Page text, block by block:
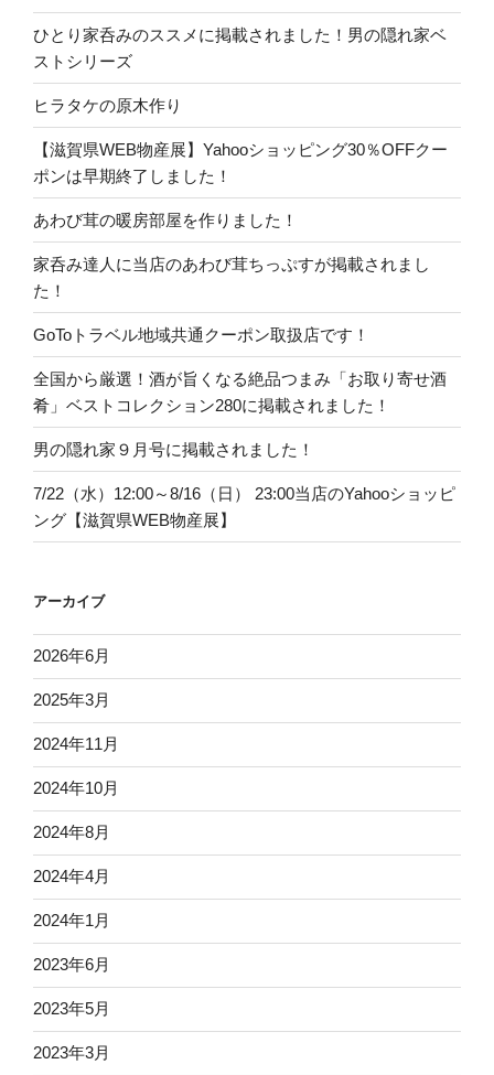
ひとり家呑みのススメに掲載されました！男の隠れ家ベ
ストシリーズ
ヒラタケの原木作り
【滋賀県WEB物産展】Yahooショッピング30％OFFクー
ポンは早期終了しました！
あわび茸の暖房部屋を作りました！
家呑み達人に当店のあわび茸ちっぷすが掲載されまし
た！
GoToトラベル地域共通クーポン取扱店です！
全国から厳選！酒が旨くなる絶品つまみ「お取り寄せ酒
肴」ベストコレクション280に掲載されました！
男の隠れ家９月号に掲載されました！
7/22（水）12:00～8/16（日） 23:00当店のYahooショッピ
ング【滋賀県WEB物産展】
アーカイブ
2026年6月
2025年3月
2024年11月
2024年10月
2024年8月
2024年4月
2024年1月
2023年6月
2023年5月
2023年3月